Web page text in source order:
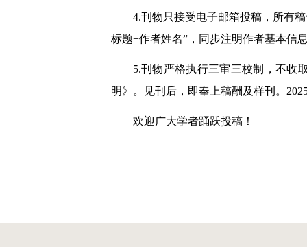
4.刊物只接受电子邮箱投稿，所有
标题+作者姓名”，同步注明作者基本信
5.刊物严格执行三审三校制，不收
明》。见刊后，即奉上稿酬及样刊。
欢迎广大学者踊跃投稿！